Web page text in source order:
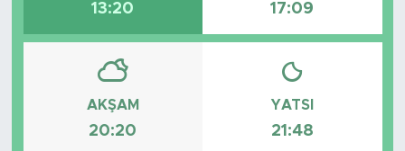
13:20 17:09
AKŞAM
20:20
YATSI
21:48